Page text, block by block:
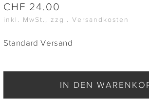
CHF 24.00
inkl. MwSt., zzgl. Versandkosten
Standard Versand
IN DEN